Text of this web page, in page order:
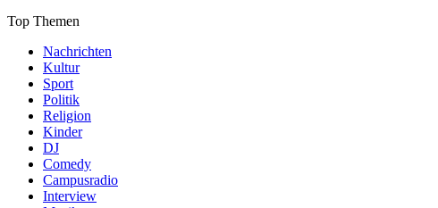
Top Themen
Nachrichten
Kultur
Sport
Politik
Religion
Kinder
DJ
Comedy
Campusradio
Interview